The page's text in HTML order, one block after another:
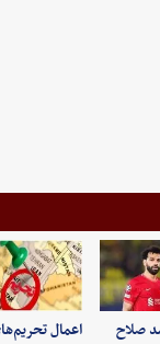
صلاح اعمال